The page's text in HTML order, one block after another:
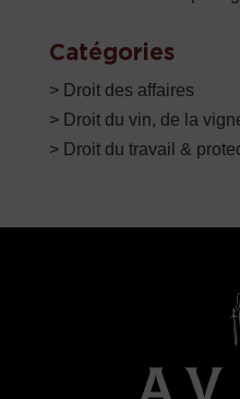
Catégories
> Droit des affaires
> Droit du vin, de la
> Droit du travail &